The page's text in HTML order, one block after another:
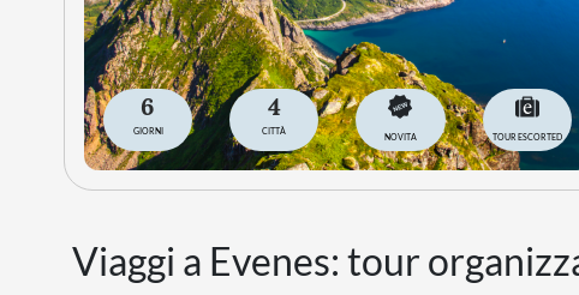
6
GIORNI
4
CITTÀ
NOVITA TOUR ESCORTED
Viaggi a Evenes: tour